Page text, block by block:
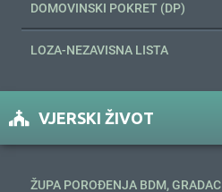
DOMOVINSKI POKRET (DP)
LOZA-NEZAVISNA LISTA
VJERSKI ŽIVOT
ŽUPA POROĐENJA BDM, GRADAC